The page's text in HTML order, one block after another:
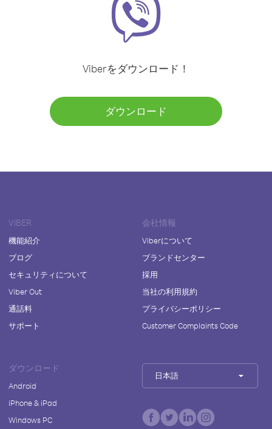
Viberをダウンロード！
ダウンロード
VIBER
機能紹介
ブログ
セキュリティについて
Viber Out
通話料
サポート
会社情報
Viberについて
ブランドセンター
採用
当社の利用規約
プライバシーポリシー
Customer Complaints Code
ダウンロード
Android
iPhone & iPad
Windows PC
日本語